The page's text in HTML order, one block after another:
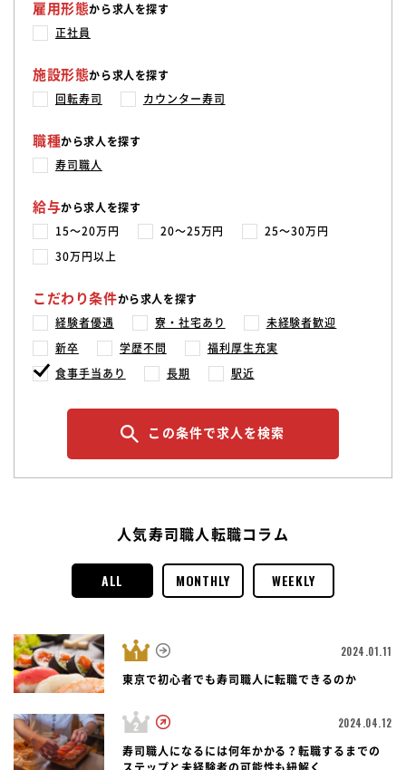
雇用形態から求人を探す
正社員
施設形態から求人を探す
回転寿司 カウンター寿司
職種から求人を探す
寿司職人
給与から求人を探す
15〜20万円 20〜25万円 25〜30万円
30万円以上
こだわり条件から求人を探す
経験者優遇 寮・社宅あり 未経験者歓迎
新卒 学歴不問 福利厚生充実
食事手当あり 長期 駅近
この条件で求人を検索
人気寿司職人転職コラム
ALL MONTHLY WEEKLY
2024.01.11
東京で初心者でも寿司職人に転職できるのか
2024.04.12
寿司職人になるには何年かかる？転職するまでの
ステップと未経験者の可能性も紐解く